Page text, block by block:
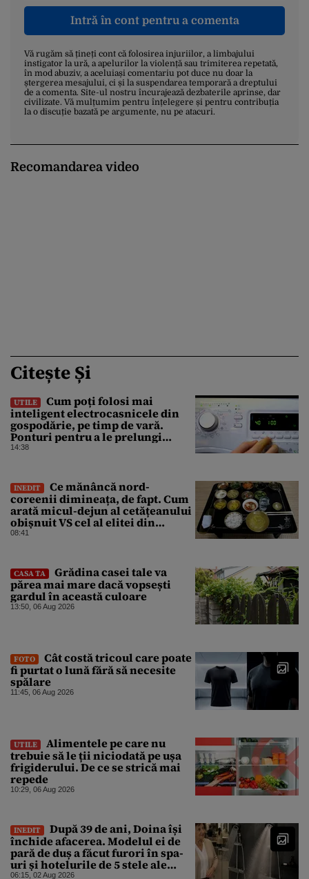
Intră în cont pentru a comenta
Vă rugăm să țineți cont că folosirea injuriilor, a limbajului
instigator la ură, a apelurilor la violență sau trimiterea repetată,
în mod abuziv, a aceluiași comentariu pot duce nu doar la
ștergerea mesajului, ci și la suspendarea temporară a dreptului
de a comenta. Site-ul nostru încurajează dezbaterile aprinse, dar
civilizate. Vă mulțumim pentru înțelegere și pentru contribuția
la o discuție bazată pe argumente, nu pe atacuri.
Recomandarea video
Citește Și
UTILE
Cum poți folosi mai
inteligent electrocasnicele din
gospodărie, pe timp de vară.
Ponturi pentru a le prelungi
durata de viață
14:38
INEDIT
Ce mănâncă nord-
coreenii dimineața, de fapt. Cum
arată micul-dejun al cetățeanului
obișnuit VS cel al elitei din
Phenian
08:41
CASA TA
Grădina casei tale va
părea mai mare dacă vopsești
gardul în această culoare
13:50, 06 Aug 2026
FOTO
Cât costă tricoul care poate
fi purtat o lună fără să necesite
spălare
11:45, 06 Aug 2026
UTILE
Alimentele pe care nu
trebuie să le ții niciodată pe ușa
frigiderului. De ce se strică mai
repede
10:29, 06 Aug 2026
INEDIT
După 39 de ani, Doina își
închide afacerea. Modelul ei de
pară de duș a făcut furori în spa-
uri și hotelurile de 5 stele ale
06:15, 02 Aug 2026